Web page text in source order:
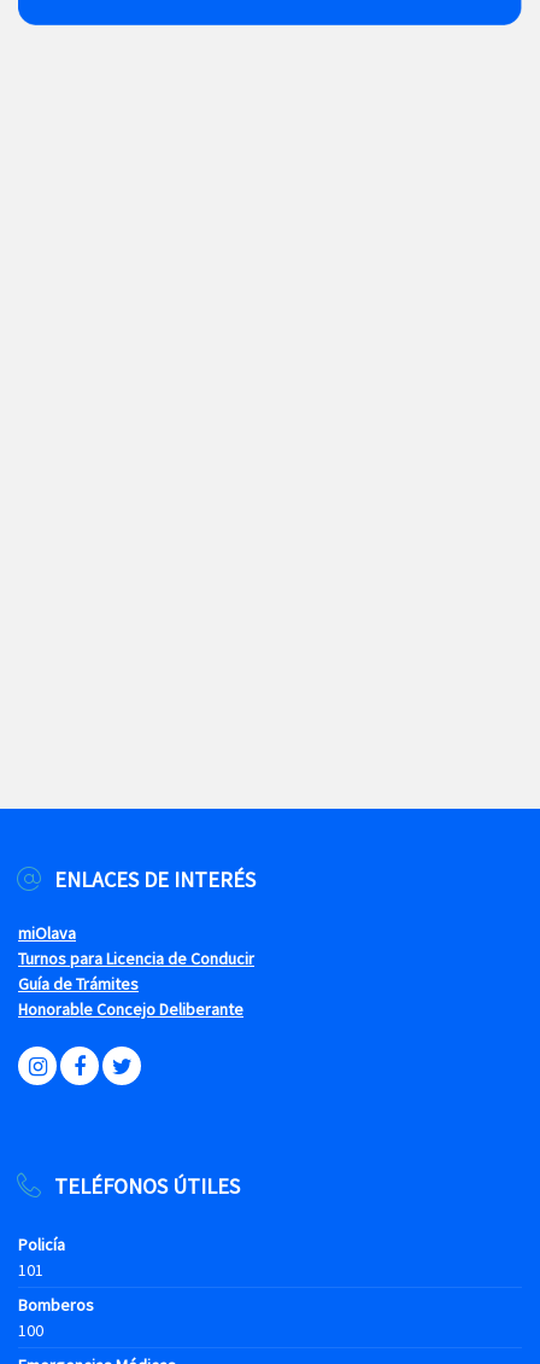
ENLACES DE INTERÉS
miOlava
Turnos para Licencia de Conducir
Guía de Trámites
Honorable Concejo Deliberante
TELÉFONOS ÚTILES
Policía
101
Bomberos
100